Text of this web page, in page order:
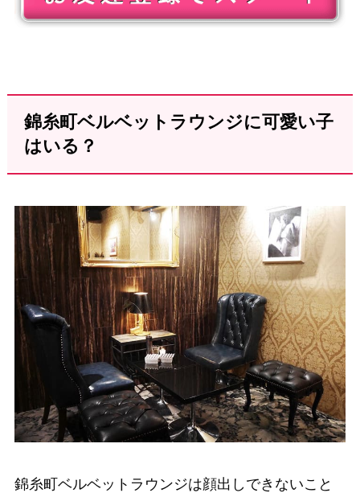
錦糸町ベルベットラウンジに可愛い子
はいる？
錦糸町ベルベットラウンジは顔出しできないこと